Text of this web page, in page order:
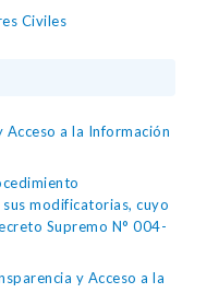
Civiles
a la Información
modificatorias, cuyo
Supremo N° 004-
y Acceso a la